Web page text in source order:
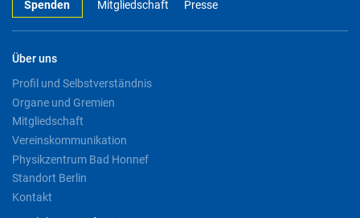
Spenden Mitgliedschaft Presse
Über uns
Profil und Selbstverständnis
Organe und Gremien
Mitgliedschaft
Vereinskommunikation
Physikzentrum Bad Honnef
Standort Berlin
Kontakt